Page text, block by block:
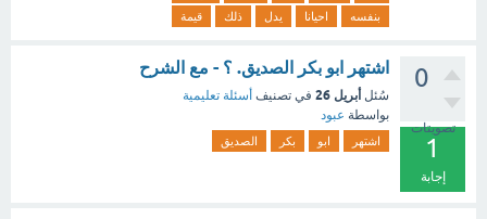
بنفسه
احيانا يدل ذلك قيمة
0
تصويتات
1
إجابة
اشتهر ابو بكر الصديق. ؟ - مع الشرح
سُئل أبريل 26 في تصنيف أسئلة تعليمية
بواسطة عبود
اشتهر ابو بكر الصديق